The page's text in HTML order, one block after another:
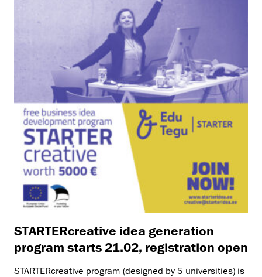
STARTERcreative idea generation
program starts 21.02, registration open
STARTERcreative program (designed by 5 universities) is